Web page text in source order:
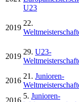
U23
2019
22.
2019
29. U23-
2016
21. Junioren-
5. Junioren-